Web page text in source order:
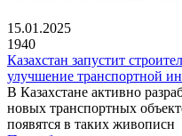
15.01.2025
1940
Казахстан запустит
улучшение транспортной
В Казахстане активно
новых транспортных
появятся в таких живописн